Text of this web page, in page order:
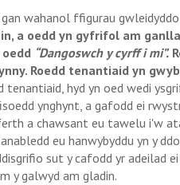
wahanol ffigurau
a oedd yn gyfrifol am
“Dangoswch y cyrff i mi”.
Roedd tenantiaid yn
hyd yn oed wedi
ynghynt, a gafodd ei
a chawsant eu tawelu i'w
eu hanwybyddu yn y
sut y cafodd yr adeilad
y galwyd am gladin.